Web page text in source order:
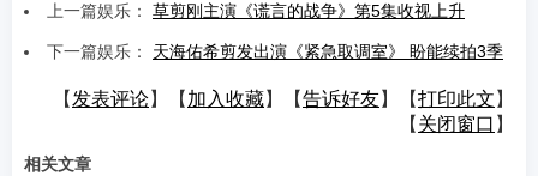
上一篇娱乐： 草剪刚主演《谎言的战争》第5集收视上升
下一篇娱乐： 天海佑希剪发出演《紧急取调室》 盼能续拍3季
【 发表评论】【 加入收藏】【告诉好友】【打印此文 】
【 关闭窗口 】
相关文章